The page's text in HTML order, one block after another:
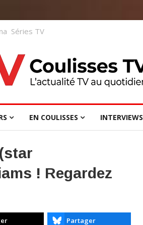
Séries TV
EN COULISSES INTERVIEWS
! Regardez
Partager